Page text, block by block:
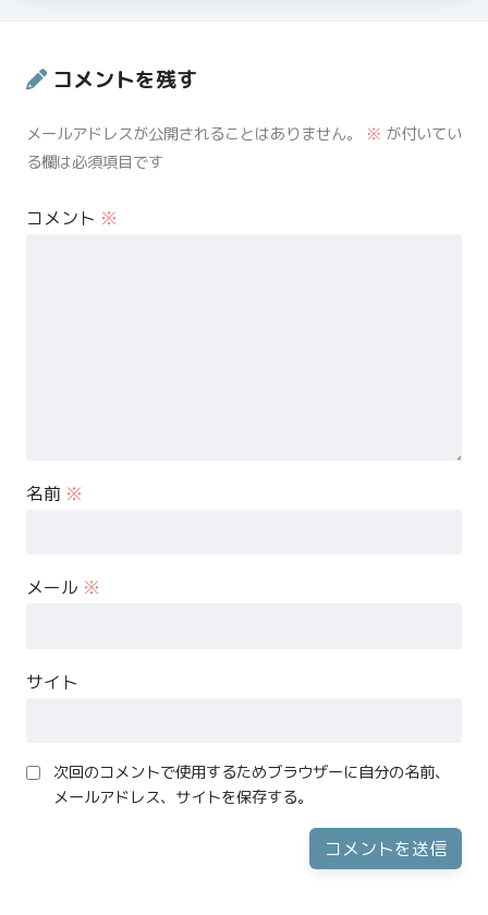
コメントを残す
メールアドレスが公開されることはありません。 ※ が付いてい
る欄は必須項目です
コメント ※
名前 ※
メール ※
サイト
次回のコメントで使用するためブラウザーに自分の名前、
メールアドレス、サイトを保存する。